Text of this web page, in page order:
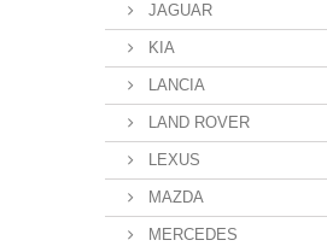
JAGUAR
KIA
LANCIA
LAND ROVER
LEXUS
MAZDA
MERCEDES